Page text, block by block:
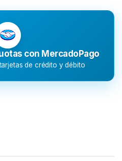
con MercadoPago
de crédito y débito